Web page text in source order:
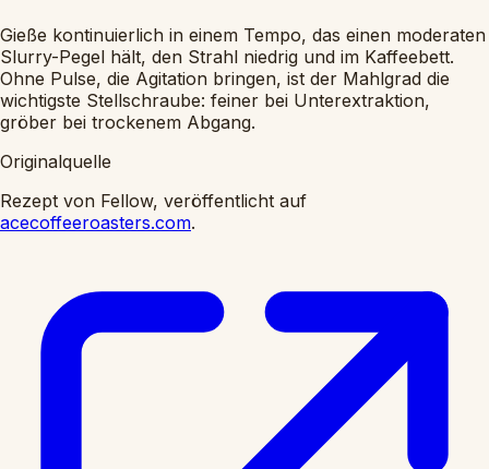
Gieße kontinuierlich in einem Tempo, das einen moderaten
Slurry-Pegel hält, den Strahl niedrig und im Kaffeebett.
Ohne Pulse, die Agitation bringen, ist der Mahlgrad die
wichtigste Stellschraube: feiner bei Unterextraktion,
gröber bei trockenem Abgang.
Originalquelle
Rezept von Fellow, veröffentlicht auf
acecoffeeroasters.com.